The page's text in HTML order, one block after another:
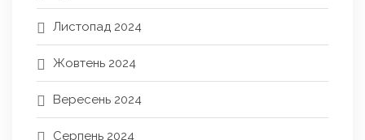
Листопад 2024
Жовтень 2024
Вересень 2024
Серпень 2024